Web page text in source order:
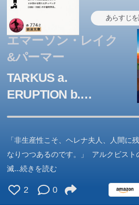
あらすじ
エマーソン・レイク
&パーマー
TARKUS a.
ERUPTION b.
MASS e.
MANTICORE f.
AQUATARKUS
「非生産性こそ、ヘレナ夫人、人間に
なりつつあるのです。」 アルクビスト
滅...続きを読む
2 0